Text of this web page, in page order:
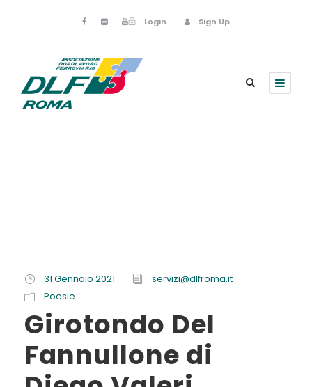
Login Sign Up
31 Gennaio 2021
servizi@dlfroma.it
Poesie
Girotondo Del
Fannullone di